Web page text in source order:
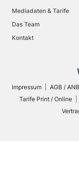
Mediadaten & Tarife
Das Team
Kontakt
Impressum AGB / ANB
Tarife Print / Online